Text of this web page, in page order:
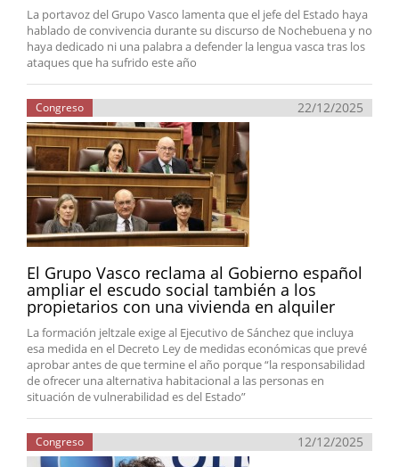
La portavoz del Grupo Vasco lamenta que el jefe del Estado haya
hablado de convivencia durante su discurso de Nochebuena y no
haya dedicado ni una palabra a defender la lengua vasca tras los
ataques que ha sufrido este año
Congreso 22/12/2025
El Grupo Vasco reclama al Gobierno español
ampliar el escudo social también a los
propietarios con una vivienda en alquiler
La formación jeltzale exige al Ejecutivo de Sánchez que incluya
esa medida en el Decreto Ley de medidas económicas que prevé
aprobar antes de que termine el año porque “la responsabilidad
de ofrecer una alternativa habitacional a las personas en
situación de vulnerabilidad es del Estado”
Congreso 12/12/2025